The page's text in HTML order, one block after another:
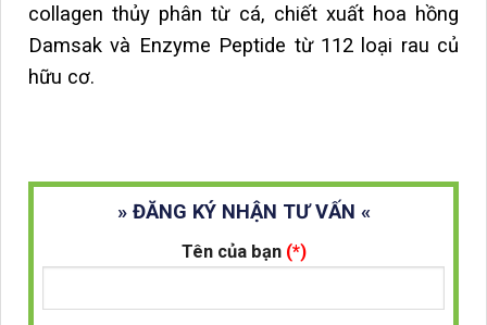
collagen thủy phân từ cá, chiết xuất hoa hồng
Damsak và Enzyme Peptide từ 112 loại rau củ
hữu cơ.
» ĐĂNG KÝ NHẬN TƯ VẤN «
Tên của bạn (*)